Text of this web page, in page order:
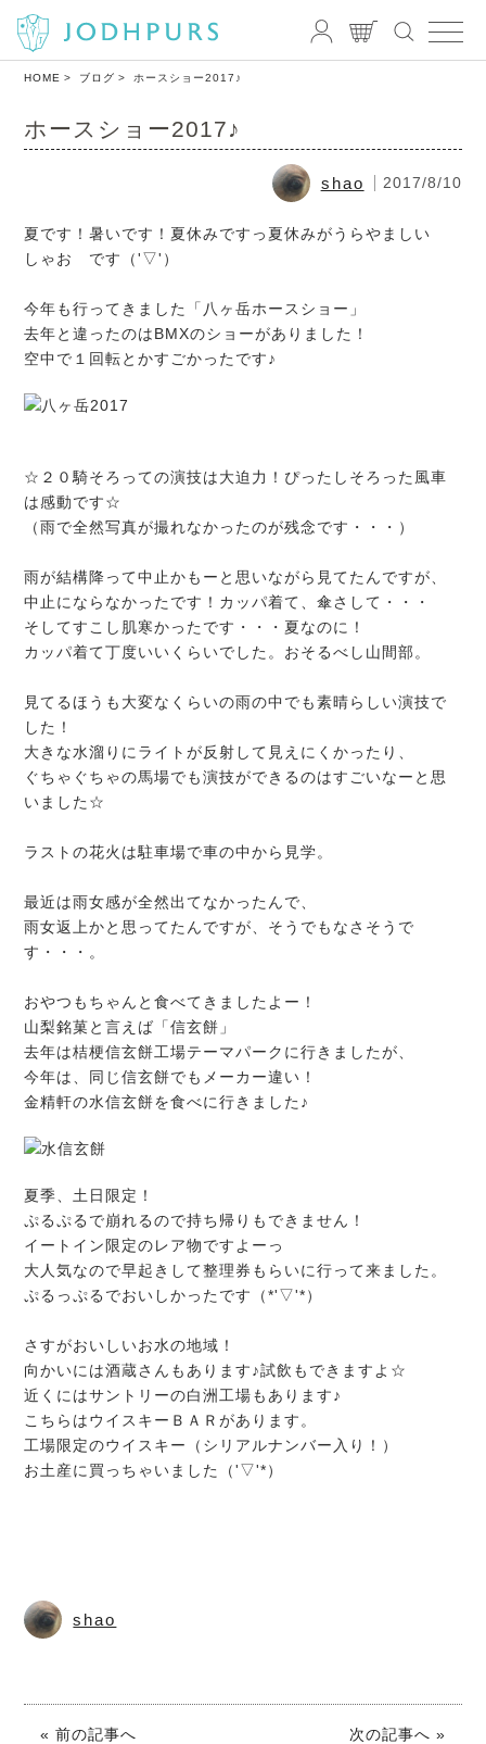
HOME ブログ ホースショー2017♪
ホースショー2017♪
shao 2017/8/10
夏です！暑いです！夏休みですっ夏休みがうらやましい
しゃお です（'▽'）
今年も行ってきました「八ヶ岳ホースショー」
去年と違ったのはBMXのショーがありました！
空中で１回転とかすごかったです♪
☆２０騎そろっての演技は大迫力！ぴったしそろった風車
は感動です☆
（雨で全然写真が撮れなかったのが残念です・・・）
雨が結構降って中止かもーと思いながら見てたんですが、
中止にならなかったです！カッパ着て、傘さして・・・
そしてすこし肌寒かったです・・・夏なのに！
カッパ着て丁度いいくらいでした。おそるべし山間部。
見てるほうも大変なくらいの雨の中でも素晴らしい演技で
した！
大きな水溜りにライトが反射して見えにくかったり、
ぐちゃぐちゃの馬場でも演技ができるのはすごいなーと思
いました☆
ラストの花火は駐車場で車の中から見学。
最近は雨女感が全然出てなかったんで、
雨女返上かと思ってたんですが、そうでもなさそうで
す・・・。
おやつもちゃんと食べてきましたよー！
山梨銘菓と言えば「信玄餅」
去年は桔梗信玄餅工場テーマパークに行きましたが、
今年は、同じ信玄餅でもメーカー違い！
金精軒の水信玄餅を食べに行きました♪
夏季、土日限定！
ぷるぷるで崩れるので持ち帰りもできません！
イートイン限定のレア物ですよーっ
大人気なので早起きして整理券もらいに行って来ました。
ぷるっぷるでおいしかったです（*'▽'*）
さすがおいしいお水の地域！
向かいには酒蔵さんもあります♪試飲もできますよ☆
近くにはサントリーの白洲工場もあります♪
こちらはウイスキーＢＡＲがあります。
工場限定のウイスキー（シリアルナンバー入り！）
お土産に買っちゃいました（'▽'*）
shao
« 前の記事へ 次の記事へ »